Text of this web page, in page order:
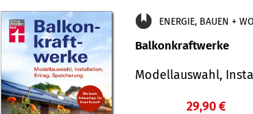
ENERGIE, BAUEN +
Balkonkraftwerke
Modellauswahl,
29,90 €